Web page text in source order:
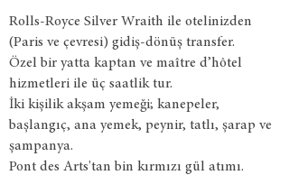
Rolls-Royce Silver Wraith ile otelinizden
(Paris ve çevresi) gidiş-dönüş transfer.
Özel bir yatta kaptan ve maître d’hôtel
hizmetleri ile üç saatlik tur.
İki kişilik akşam yemeği; kanepeler,
başlangıç, ana yemek, peynir, tatlı, şarap ve
şampanya.
Pont des Arts'tan bin kırmızı gül atımı.